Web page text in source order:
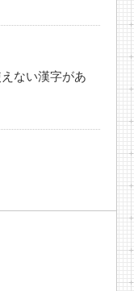
ない漢字があ